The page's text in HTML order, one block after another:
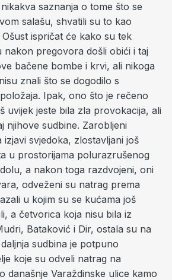
saznanja o tome što se
salašu, shvatili su to kao
ispričat će kako su tek
nakon pregovora došli obići i taj
bačene bombe i krvi, ali nikoga
znali što se dogodilo s
Ipak, ono što je rečeno
uvijek jeste bila zla provokacija, ali
njihove sudbine. Zarobljeni
svjedoka, zlostavljani još
u prostorijama polurazrušenog
a nakon toga razdvojeni, oni
odveženi su natrag prema
u kojim su se kućama još
a četvorica koja nisu bila iz
Bataković i Dir, ostala su na
sudbina je potpuno
koje su odveli natrag na
današnje Varaždinske ulice kamo